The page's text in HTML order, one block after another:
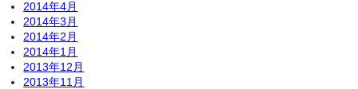
2014年4月
2014年3月
2014年2月
2014年1月
2013年12月
2013年11月